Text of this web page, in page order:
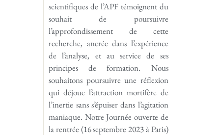
scientifiques de l’APF témoignent du
souhait de poursuivre
l’approfondissement de cette
recherche, ancrée dans l’expérience
de l’analyse, et au service de ses
principes de formation. Nous
souhaitons poursuivre une réflexion
qui déjoue l’attraction mortifère de
l’inertie sans s’épuiser dans l’agitation
maniaque. Notre Journée ouverte de
la rentrée (16 septembre 2023 à Paris)